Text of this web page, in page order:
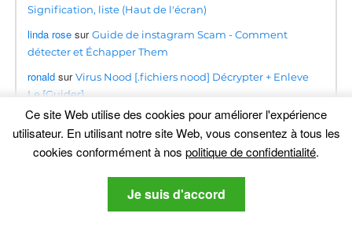
Signification, liste (Haut de l'écran)
linda rose surGuide de instagram Scam - Comment
détecter et Échapper Them
ronald surVirus Nood [.fichiers nood] Décrypter + Enleve
Le [Guider]
ahmetahmatisurArnaque BloxForge sur Roblox- Est-ce
sûr? [résolu]
Kwanelesur Étapes de suppression des redirections de
virus Searchapp.exe [Correction gratuite]
Ce site Web utilise des cookies pour améliorer l'expérience
utilisateur. En utilisant notre site Web, vous consentez à tous les
cookies conformément à nos politique de confidentialité.
Je suis d'accord